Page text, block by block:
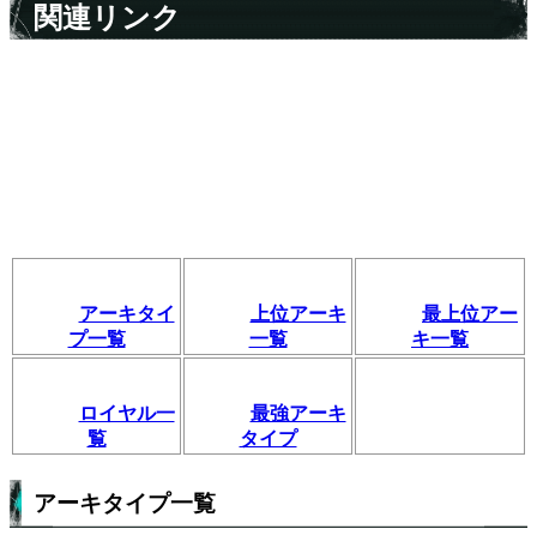
関連リンク
アーキタイ
プ一覧
上位アーキ
一覧
最上位アー
キ一覧
ロイヤル一
覧
最強アーキ
タイプ
アーキタイプ一覧